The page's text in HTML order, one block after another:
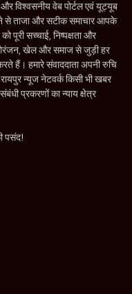
विश्वसनीय वेब पोर्टल एवं यूट्यूब
से ताजा और सटीक समाचार आपके
पूरी सच्चाई, निष्पक्षता और
खेल और समाज से जुड़ी हर
हैं। हमारे संवाददाता अपनी रुचि
न्यूज नेटवर्क किसी भी खबर
प्रकरणों का न्याय क्षेत्र
पसंद!